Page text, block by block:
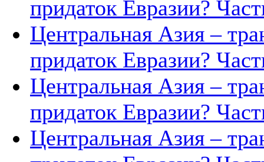
придаток Евразии?
Центральная Азия –
придаток Евразии?
Центральная Азия –
придаток Евразии?
Центральная Азия –